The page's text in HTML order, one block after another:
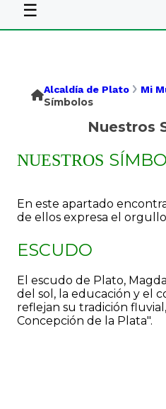
☰
Alcaldía de Plato Mi
Símbolos
Nuestros
NUESTROS
En este apartado
de ellos expresa el
ESCUDO
E l escudo de Plato,
del sol, la educación y el
reflejan su tradición
Concepción de la Plata".